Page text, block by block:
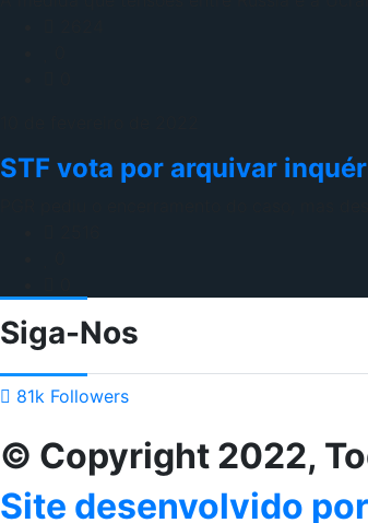
STF vota por arquivar
Siga-Nos
81k Followers
© Copyright 2022,
Site desenvolvido